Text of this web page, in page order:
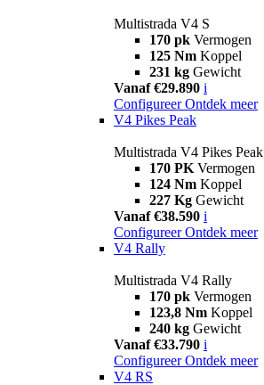
Multistrada V4 S
170 pk Vermogen
125 Nm Koppel
231 kg Gewicht
Vanaf €29.890 i
Configureer Ontdek meer
V4 Pikes Peak
Multistrada V4 Pikes Peak
170 PK Vermogen
124 Nm Koppel
227 Kg Gewicht
Vanaf €38.590 i
Configureer Ontdek meer
V4 Rally
Multistrada V4 Rally
170 pk Vermogen
123,8 Nm Koppel
240 kg Gewicht
Vanaf €33.790 i
Configureer Ontdek meer
V4 RS